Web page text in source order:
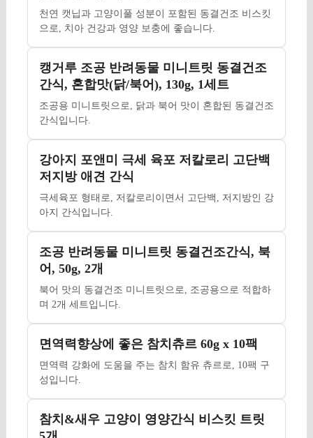
천연 캣닙과 고양이풀 성분이 포함된 동결건조 비스킷
으로, 치아 건강과 영양 보충에 좋습니다.
캥거루 조공 반려동물 미니트릿 동결건조
간식, 혼합맛(닭/북어), 130g, 1세트
조공용 미니트릿으로, 닭과 북어 맛이 혼합된 동결건조
간식입니다.
강아지 포앤미 극세 육포 저칼로리 고단백
저지방 애견 간식
극세육포 형태로, 저칼로리이면서 고단백, 저지방인 강
아지 간식입니다.
조공 반려동물 미니트릿 동결건조간식, 북
어, 50g, 2개
북어 맛의 동결건조 미니트릿으로, 조공용으로 적합하
며 2개 세트입니다.
면역력향상에 좋은 참치츄르 60g x 10팩
면역력 강화에 도움을 주는 참치 함유 츄르로, 10팩 구
성입니다.
참치&새우 고양이 영양간식 비스킷 트릿